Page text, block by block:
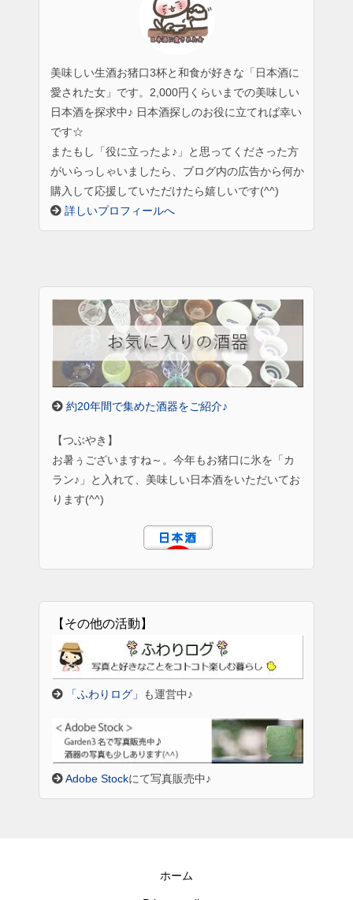
美味しい生酒お猪口3杯と和食が好きな「日本酒に
愛された女」です。2,000円くらいまでの美味しい
日本酒を探求中♪ 日本酒探しのお役に立てれば幸い
です☆
またもし「役に立ったよ♪」と思ってくださった方
がいらっしゃいましたら、ブログ内の広告から何か
購入して応援していただけたら嬉しいです(^^)
詳しいプロフィールへ
約20年間で集めた酒器をご紹介♪
【つぶやき】
お暑ぅございますね～。今年もお猪口に氷を「カ
ラン♪」と入れて、美味しい日本酒をいただいてお
ります(^^)
【その他の活動】
「ふわりログ」 も運営中♪
Adobe Stockにて写真販売中♪
ホーム